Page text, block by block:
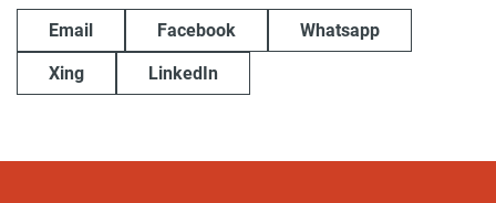
Email Facebook Whatsapp
Xing LinkedIn